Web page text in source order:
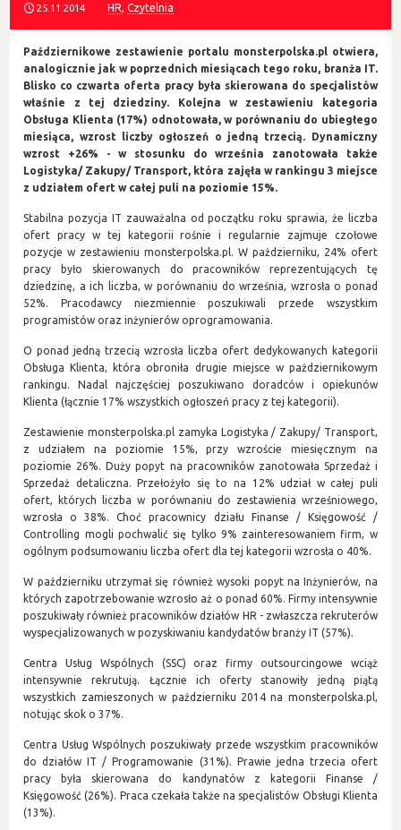
25.11.2014 HR,Czytelnia
Październikowe zestawienie portalu monsterpolska.pl otwiera,
analogicznie jak w poprzednich miesiącach tego roku, branża IT.
Blisko co czwarta oferta pracy była skierowana do specjalistów
właśnie z tej dziedziny. Kolejna w zestawieniu kategoria
Obsługa Klienta (17%) odnotowała, w porównaniu do ubiegłego
miesiąca, wzrost liczby ogłoszeń o jedną trzecią. Dynamiczny
wzrost +26% - w stosunku do września zanotowała także
Logistyka/ Zakupy/ Transport, która zajęła w rankingu 3 miejsce
z udziałem ofert w całej puli na poziomie 15%.
Stabilna pozycja IT zauważalna od początku roku sprawia, że liczba
ofert pracy w tej kategorii rośnie i regularnie zajmuje czołowe
pozycje w zestawieniu monsterpolska.pl. W październiku, 24% ofert
pracy było skierowanych do pracowników reprezentujących tę
dziedzinę, a ich liczba, w porównaniu do września, wzrosła o ponad
52%. Pracodawcy niezmiennie poszukiwali przede wszystkim
programistów oraz inżynierów oprogramowania.
O ponad jedną trzecią wzrosła liczba ofert dedykowanych kategorii
Obsługa Klienta, która obroniła drugie miejsce w październikowym
rankingu. Nadal najczęściej poszukiwano doradców i opiekunów
Klienta (łącznie 17% wszystkich ogłoszeń pracy z tej kategorii).
Zestawienie monsterpolska.pl zamyka Logistyka / Zakupy/ Transport,
z udziałem na poziomie 15%, przy wzroście miesięcznym na
poziomie 26%. Duży popyt na pracowników zanotowała Sprzedaż i
Sprzedaż detaliczna. Przełożyło się to na 12% udział w całej puli
ofert, których liczba w porównaniu do zestawienia wrześniowego,
wzrosła o 38%. Choć pracownicy działu Finanse / Księgowość /
Controlling mogli pochwalić się tylko 9% zainteresowaniem firm, w
ogólnym podsumowaniu liczba ofert dla tej kategorii wzrosła o 40%.
W październiku utrzymał się również wysoki popyt na Inżynierów, na
których zapotrzebowanie wzrosło aż o ponad 60%. Firmy intensywnie
poszukiwały również pracowników działów HR - zwłaszcza rekruterów
wyspecjalizowanych w pozyskiwaniu kandydatów branży IT (57%).
Centra Usług Wspólnych (SSC) oraz firmy outsourcingowe wciąż
intensywnie rekrutują. Łącznie ich oferty stanowiły jedną piątą
wszystkich zamieszonych w październiku 2014 na monsterpolska.pl,
notując skok o 37%.
Centra Usług Wspólnych poszukiwały przede wszystkim pracowników
do działów IT / Programowanie (31%). Prawie jedna trzecia ofert
pracy była skierowana do kandynatów z kategorii Finanse /
Księgowość (26%). Praca czekała także na specjalistów Obsługi Klienta
(13%).